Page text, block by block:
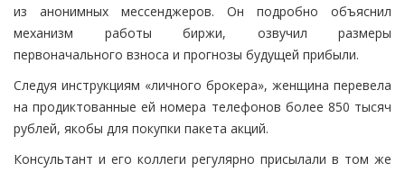
из анонимных мессенджеров. Он подробно объяснил
механизм работы биржи, озвучил размеры
первоначального взноса и прогнозы будущей прибыли.
Следуя инструкциям «личного брокера», женщина перевела
на продиктованные ей номера телефонов более 850 тысяч
рублей, якобы для покупки пакета акций.
Консультант и его коллеги регулярно присылали в том же